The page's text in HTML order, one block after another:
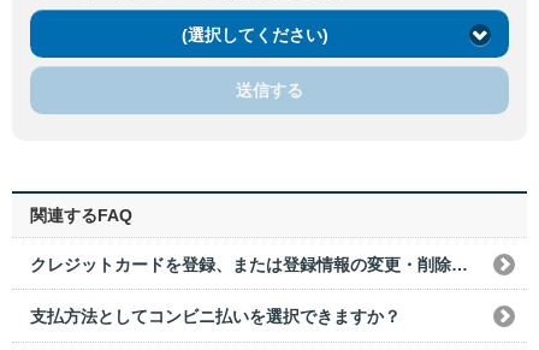
(選択してください)
送信する
関連するFAQ
クレジットカードを登録、または登録情報の変更・削除をしたい場合はどうすればいいですか？
支払方法としてコンビニ払いを選択できますか？